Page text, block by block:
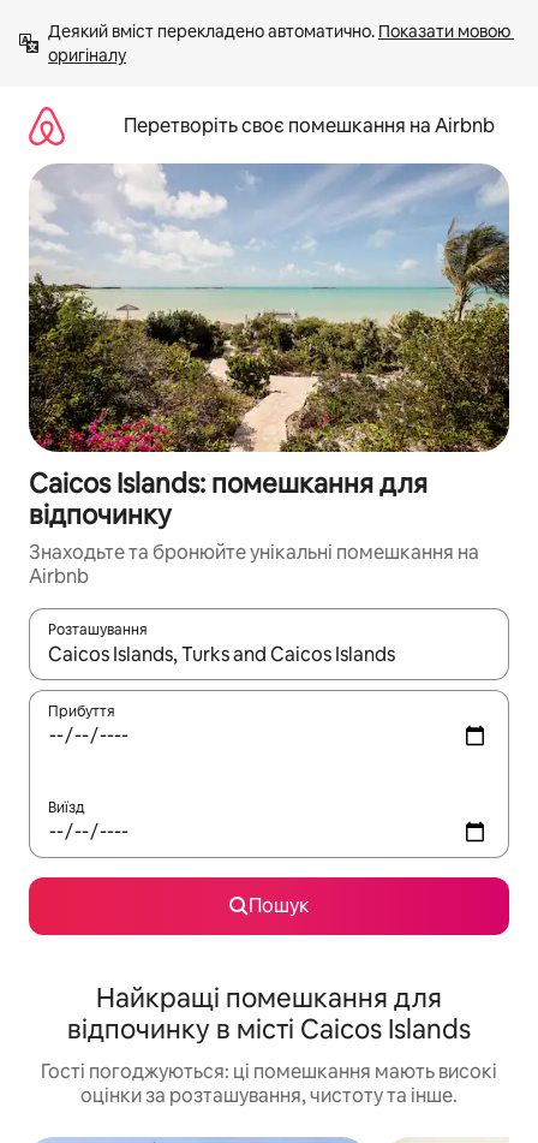
вмісту
Деякий вміст перекладено автоматично. Показати мовою
оригіналу
Перетворіть своє помешкання на Airbnb
Caicos Islands: помешкання для
відпочинку
Знаходьте та бронюйте унікальні помешкання на
Airbnb
Розташування
Отримавши результати пошуку, використовуйте для
Прибуття
Виїзд
Пошук
Найкращі помешкання для
відпочинку в місті Caicos Islands
Гості погоджуються: ці помешкання мають високі
оцінки за розташування, чистоту та інше.